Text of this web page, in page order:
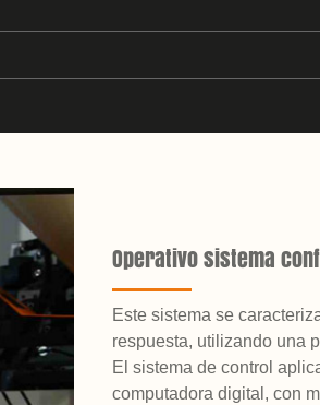
Operativo sistema
Este sistema se
respuesta, utilizando una
El sistema de control
computadora digital, con